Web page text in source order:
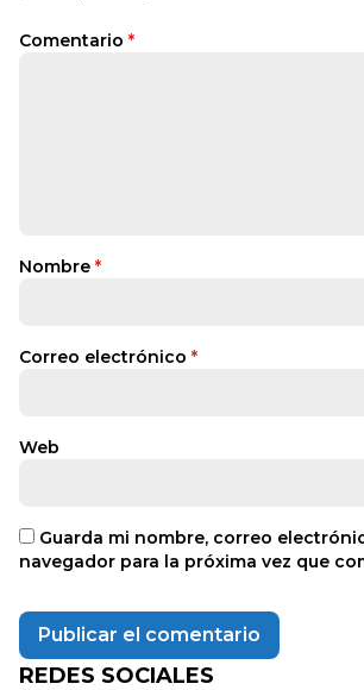
Comentario *
Nombre *
Correo electrónico *
Web
Guarda mi nombre, correo
navegador para la próxima vez que
REDES SOCIALES